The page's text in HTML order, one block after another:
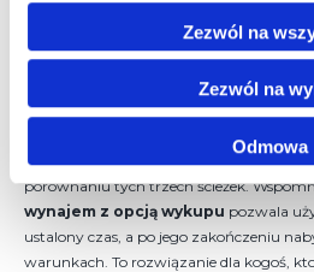
Zezwól na
Zezwól na
Odmowa
ciągnika do bieżącej pracy, a przy
orce, przyspieszonych siewach, pracach
wynajem jako uzupełnienie parku
Wynajem z opcją wykupu –
Jest jeszcze jeden scenariusz, który
porównaniu tych trzech ścieżek.
wynajem z opcją wykupu pozwala
ustalony czas, a po jego zakończeniu
warunkach. To rozwiązanie dla kogoś,